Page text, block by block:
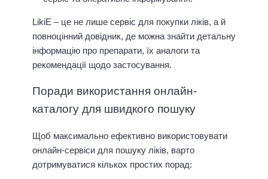
LikiE – це не лише сервіс для покупки ліків, а й
повноцінний довідник, де можна знайти детальну
інформацію про препарати, їх аналоги та
рекомендації щодо застосування.
Поради використання онлайн-
каталогу для швидкого пошуку
Щоб максимально ефективно використовувати
онлайн-сервіси для пошуку ліків, варто
дотримуватися кількох простих порад: